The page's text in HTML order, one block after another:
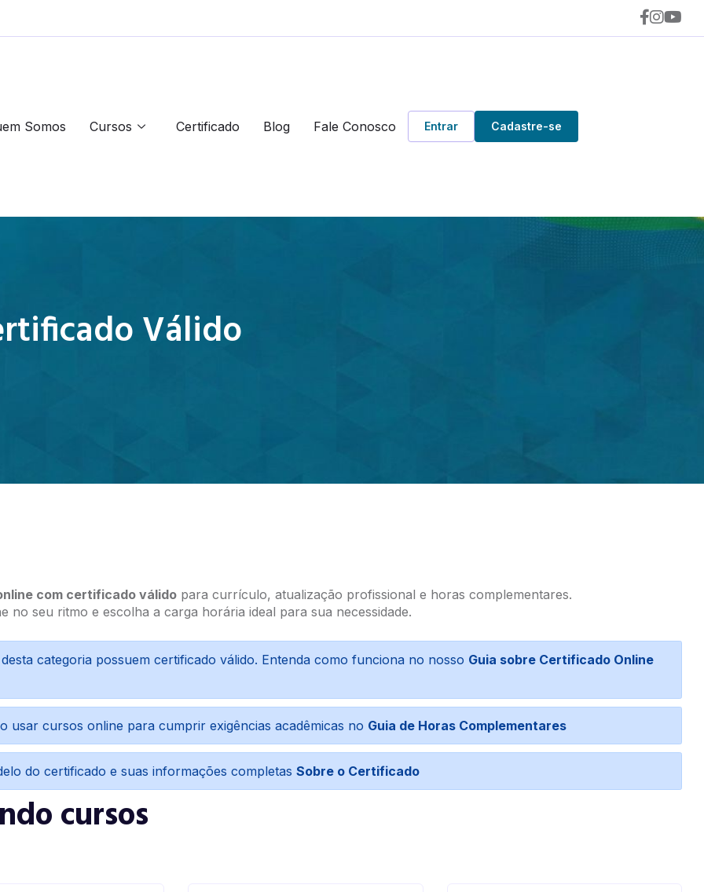
Somos Cursos Certificado Blog Fale Conosco Entrar Cadastre-se
Válido
com certificado válido para currículo, atualização profissional e horas complementares.
no seu ritmo e escolha a carga horária ideal para sua necessidade.
categoria possuem certificado válido. Entenda como funciona no nosso Guia sobre Certificado Online
usar cursos online para cumprir exigências acadêmicas no Guia de Horas Complementares
do certificado e suas informações completasSobre o Certificado
cursos